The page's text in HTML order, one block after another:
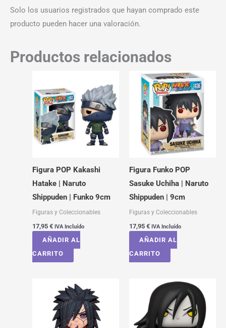
Solo los usuarios registrados que hayan comprado este
producto pueden hacer una valoración.
Productos relacionados
Figura POP Kakashi
Hatake | Naruto
Shippuden | Funko 9cm
Figuras y Coleccionables
17,95 € IVA Incluído
AÑADIR AL
CARRITO
Figura Funko POP
Sasuke Uchiha | Naruto
Shippuden | 9cm
Figuras y Coleccionables
17,95 € IVA Incluído
AÑADIR AL
CARRITO